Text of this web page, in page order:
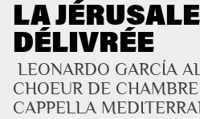
LA
DÉLIVRÉE
CHOEUR DE
CAPPELLA